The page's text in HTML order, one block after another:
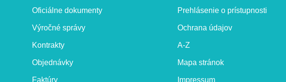
Oficiálne dokumenty
Výročné správy
Kontrakty
Objednávky
Faktúry
Prehlásenie o prístupnosti
Ochrana údajov
A-Z
Mapa stránok
Impressum